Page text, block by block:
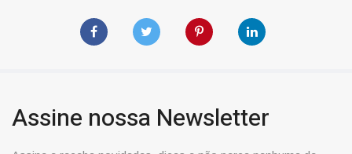
Assine nossa Newsletter